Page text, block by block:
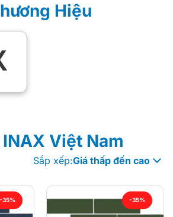
Hiệu
INAX Việt Nam
Sắp xếp:Giá thấp đến cao
-35% -35%